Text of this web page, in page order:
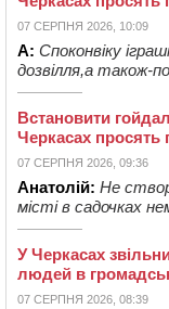
07 СЕРПНЯ 2026, 10:09
А: Споконвіку
дозвілля,а також-
Встановити
Черкасах
07 СЕРПНЯ 2026, 09:36
Анатолій: Не
місті в садочках
У Черкасах
людей в
07 СЕРПНЯ 2026, 08:39